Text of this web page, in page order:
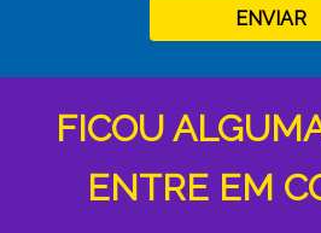
ENVIAR
FICOU
ENTRE EM